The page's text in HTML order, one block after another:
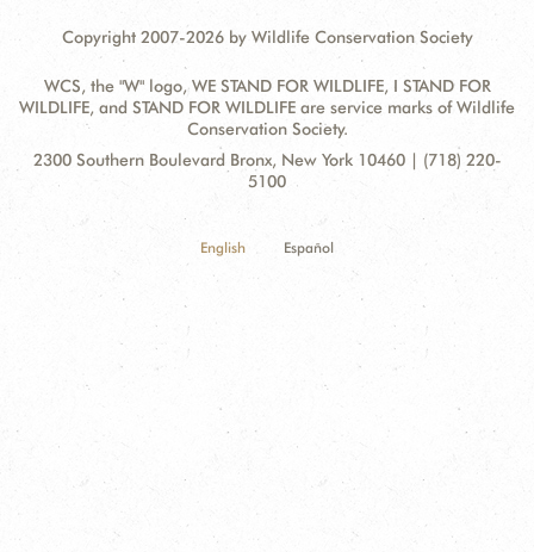
Copyright 2007-2026 by Wildlife Conservation Society
WCS, the "W" logo, WE STAND FOR WILDLIFE, I STAND FOR
WILDLIFE, and STAND FOR WILDLIFE are service marks of Wildlife
Conservation Society.
Contact
Address:
2300 Southern Boulevard Bronx, New York 10460 | (718) 220-
5100
English Español